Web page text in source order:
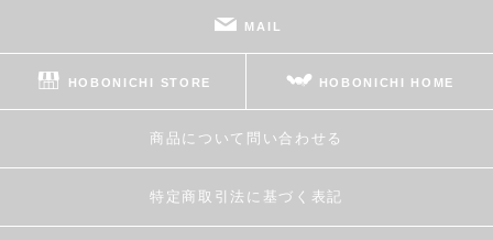
MAIL
HOBONICHI STORE HOBONICHI HOME
商品について問い合わせる
特定商取引法に基づく表記